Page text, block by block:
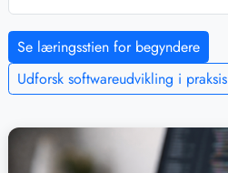
Se læringsstien for begyndere
Udforsk softwareudvikling i praksis